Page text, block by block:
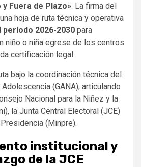
Fuera de Plazo». La firma del
hoja de ruta técnica y operativa
período 2026-2030 para
niño o niña egrese de los centros
certificación legal.
bajo la coordinación técnica del
(GANA), articulando
Nacional para la Niñez y la
la Junta Central Electoral (JCE)
(Minpre).
institucional y
de la JCE